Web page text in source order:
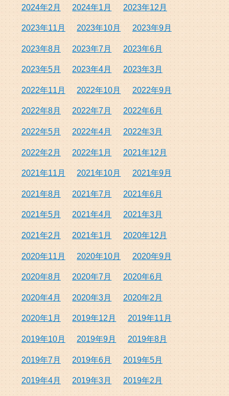
2024年2月 2024年1月 2023年12月
2023年11月 2023年10月 2023年9月
2023年8月 2023年7月 2023年6月
2023年5月 2023年4月 2023年3月
2022年11月 2022年10月 2022年9月
2022年8月 2022年7月 2022年6月
2022年5月 2022年4月 2022年3月
2022年2月 2022年1月 2021年12月
2021年11月 2021年10月 2021年9月
2021年8月 2021年7月 2021年6月
2021年5月 2021年4月 2021年3月
2021年2月 2021年1月 2020年12月
2020年11月 2020年10月 2020年9月
2020年8月 2020年7月 2020年6月
2020年4月 2020年3月 2020年2月
2020年1月 2019年12月 2019年11月
2019年10月 2019年9月 2019年8月
2019年7月 2019年6月 2019年5月
2019年4月 2019年3月 2019年2月